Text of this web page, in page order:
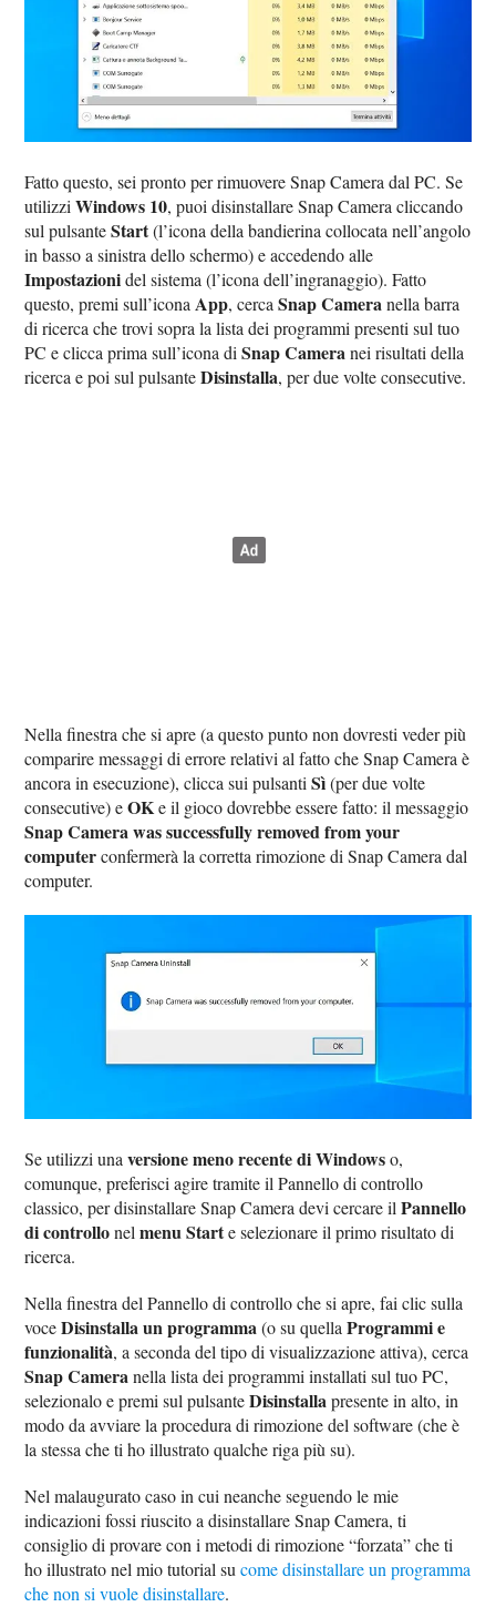
Fatto questo, sei pronto per rimuovere Snap Camera dal PC. Se
utilizziWindows 10, puoi disinstallare Snap Camera cliccando
sul pulsanteStart(l’icona della bandierina collocata nell’angolo
in basso a sinistra dello schermo) e accedendo alle
Impostazionidel sistema (l’icona dell’ingranaggio). Fatto
questo, premi sull’icona App, cercaSnap Cameranella barra
di ricerca che trovi sopra la lista dei programmi presenti sul tuo
PC e clicca prima sull’icona diSnap Cameranei risultati della
ricerca e poi sul pulsanteDisinstalla, per due volte consecutive.
Nella finestra che si apre (a questo punto non dovresti veder più
comparire messaggi di errore relativi al fatto che Snap Camera è
ancora in esecuzione), clicca sui pulsantiSì(per due volte
consecutive) eOKe il gioco dovrebbe essere fatto: il messaggio
Snap Camera was successfully removed from your
computerconfermerà la corretta rimozione di Snap Camera dal
computer.
Se utilizzi unaversione meno recente di Windowso,
comunque, preferisci agire tramite il Pannello di controllo
classico, per disinstallare Snap Camera devi cercare ilPannello
di controllonelmenu Starte selezionare il primo risultato di
ricerca.
Nella finestra del Pannello di controllo che si apre, fai clic sulla
voceDisinstalla un programma(o su quellaProgrammi e
funzionalità, a seconda del tipo di visualizzazione attiva), cerca
Snap Cameranella lista dei programmi installati sul tuo PC,
selezionalo e premi sul pulsanteDisinstallapresente in alto, in
modo da avviare la procedura di rimozione del software (che è
la stessa che ti ho illustrato qualche riga più su).
Nel malaugurato caso in cui neanche seguendo le mie
indicazioni fossi riuscito a disinstallare Snap Camera, ti
consiglio di provare con i metodi di rimozione “forzata” che ti
ho illustrato nel mio tutorial sucome disinstallare un programma
che non si vuole disinstallare.